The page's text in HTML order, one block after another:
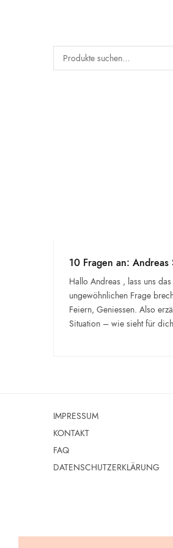
10 Fragen an:
Hallo Andreas , lass uns
ungewöhnlichen Frage
Feiern, Geniessen. Also
Situation – wie sieht für
IMPRESSUM
KONTAKT
FAQ
DATENSCHUTZERKLÄRUNG